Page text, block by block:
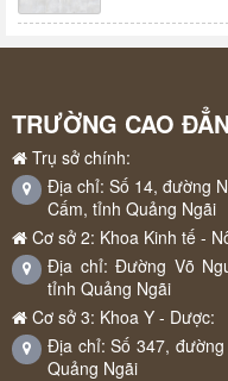
TRƯỜNG CAO
Trụ sở chính:
Địa chỉ: Số 14, đường
Cấm, tỉnh Quảng Ngãi
Cơ sở 2: Khoa Kinh tế -
Địa chỉ: Đường Võ
tỉnh Quảng Ngãi
Cơ sở 3: Khoa Y - Dược:
Địa chỉ: Số 347,
Quảng Ngãi